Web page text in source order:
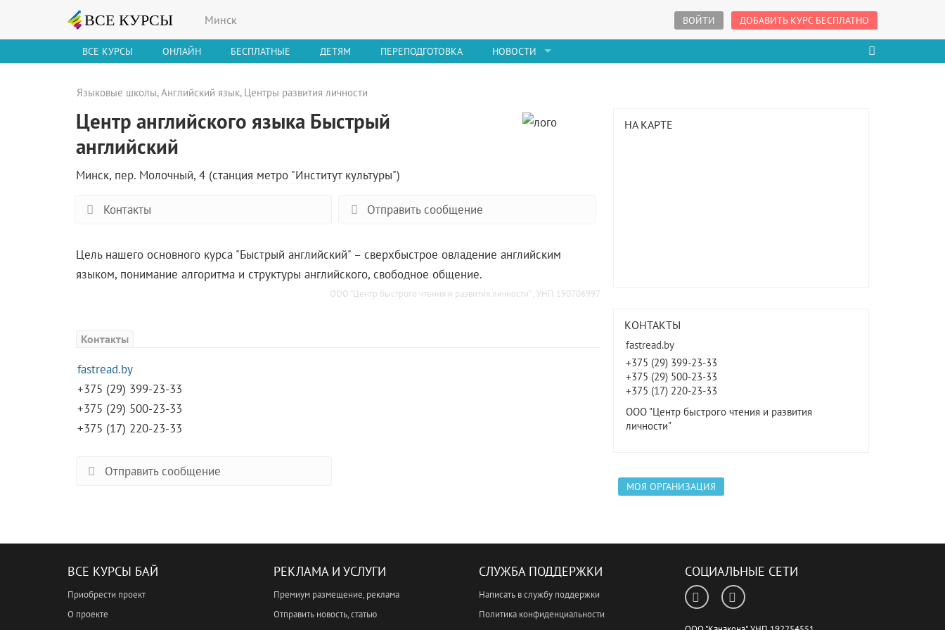
Минск ВОЙТИ ДОБАВИТЬ КУРС БЕСПЛАТНО
ВСЕ КУРСЫ ОНЛАЙН БЕСПЛАТНЫЕ ДЕТЯМ ПЕРЕПОДГОТОВКА НОВОСТИ
Языковые школы,Английский язык, Центры развития личности
Центр английского языка Быстрый
английский
Минск, пер. Молочный, 4 (станция метро "Институт культуры")
Контакты Отправить сообщение
Цель нашего основного курса "Быстрый английский" – сверхбыстрое овладение английским
языком, понимание алгоритма и структуры английского, свободное общение.
ООО "Центр быстрого чтения и развития личности" , УНП 190706997
Контакты
fastread.by
+375 (29) 399-23-33
+375 (29) 500-23-33
+375 (17) 220-23-33
Отправить сообщение
НА КАРТЕ
КОНТАКТЫ
fastread.by
+375 (29) 399-23-33
+375 (29) 500-23-33
+375 (17) 220-23-33
ООО "Центр быстрого чтения и развития
личности"
МОЯ ОРГАНИЗАЦИЯ
ВСЕ КУРСЫ БАЙ
Приобрести проект
О проекте
РЕКЛАМА И УСЛУГИ
Премиум размещение, реклама
Отправить новость, статью
СЛУЖБА ПОДДЕРЖКИ
Написать в службу поддержки
Политика конфиденциальности
СОЦИАЛЬНЫЕ СЕТИ